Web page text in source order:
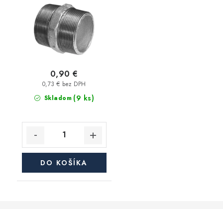
Skladom (9 ks)
0,73 € bez DPH
0,90 €
DO KOŠÍKA